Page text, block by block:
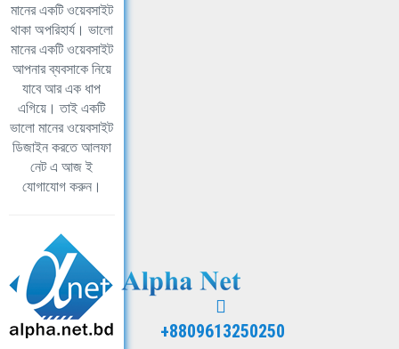
মানের একটি ওয়েবসাইট
থাকা অপরিহার্য। ভালো
মানের একটি ওয়েবসাইট
আপনার ব্যবসাকে নিয়ে
যাবে আর এক ধাপ
এগিয়ে। তাই একটি
ভালো মানের ওয়েবসাইট
ডিজাইন করতে আলফা
নেট এ আজ ই
যোগাযোগ করুন।
+8809613250250